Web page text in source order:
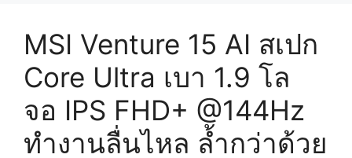
MSI Venture 15 AI สเปก
Core Ultra เบา 1.9 โล
จอ IPS FHD+ @144Hz
ทำงานลื่นไหล ล้ำกว่าด้วย